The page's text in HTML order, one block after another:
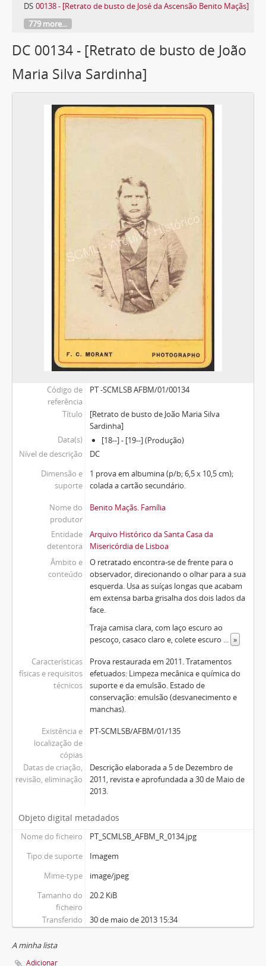
DS 00138 - [Retrato de busto de José da Ascensão Benito Maçãs]
779 more...
DC 00134 - [Retrato de busto de João
Maria Silva Sardinha]
Código de
referência
PT -SCMLSB AFBM/01/00134
Título
[Retrato de busto de João Maria Silva
Sardinha]
Data(s)
[18--] - [19--] (Produção)
Nível de descrição
DC
Dimensão e
suporte
1 prova em albumina (p/b; 6,5 x 10,5 cm);
colada a cartão secundário.
Nome do
produtor
Benito Maçãs. Família
Entidade
detentora
Arquivo Histórico da Santa Casa da
Misericórdia de Lisboa
Âmbito e
conteúdo
O retratado encontra-se de frente para o
observador, direcionando o olhar para a sua
esquerda. Usa as suíças longas que acabam
em extensa barba grisalha dos dois lados da
face.
Traja camisa clara, com laço escuro ao
pescoço, casaco claro e, colete escuro ... »
Características
físicas e requisitos
técnicos
Prova restaurada em 2011. Tratamentos
efetuados: Limpeza mecânica e química do
suporte e da emulsão. Estado de
conservação: emulsão (desvanecimento e
manchas).
Existência e
localização de
cópias
PT-SCMLSB/AFBM/01/135
Datas de criação,
revisão, eliminação
Descrição elaborada a 5 de Dezembro de
2011, revista e aprofundada a 30 de Maio de
2013.
Objeto digital metadados
Nome do ficheiro
PT_SCMLSB_AFBM_R_0134.jpg
Tipo de suporte
Imagem
Mime-type
image/jpeg
Tamanho do
ficheiro
20.2 KiB
Transferido 30 de maio de 2013 15:34
A minha lista
Adicionar